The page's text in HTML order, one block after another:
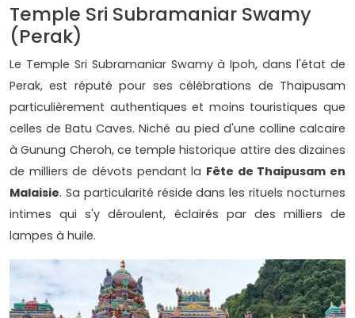
Temple Sri Subramaniar Swamy
(Perak)
Le Temple Sri Subramaniar Swamy à Ipoh, dans l'état de
Perak, est réputé pour ses célébrations de Thaipusam
particulièrement authentiques et moins touristiques que
celles de Batu Caves. Niché au pied d'une colline calcaire
à Gunung Cheroh, ce temple historique attire des dizaines
de milliers de dévots pendant la Fête de Thaipusam en
Malaisie. Sa particularité réside dans les rituels nocturnes
intimes qui s'y déroulent, éclairés par des milliers de
lampes à huile.